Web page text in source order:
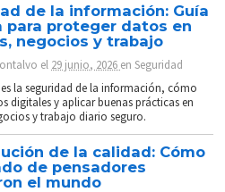
de la información: Guía
para proteger datos en
negocios y trabajo
el 29 junio, 2026 enSeguridad
es la seguridad de la información, cómo
digitales y aplicar buenas prácticas en
y trabajo diario seguro.
de la calidad: Cómo
de pensadores
el mundo